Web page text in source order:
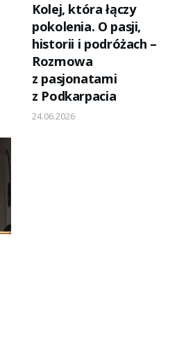
Kolej, która łączy
pokolenia. O pasji,
historii i podróżach –
Rozmowa
z pasjonatami
z Podkarpacia
24.06.2026